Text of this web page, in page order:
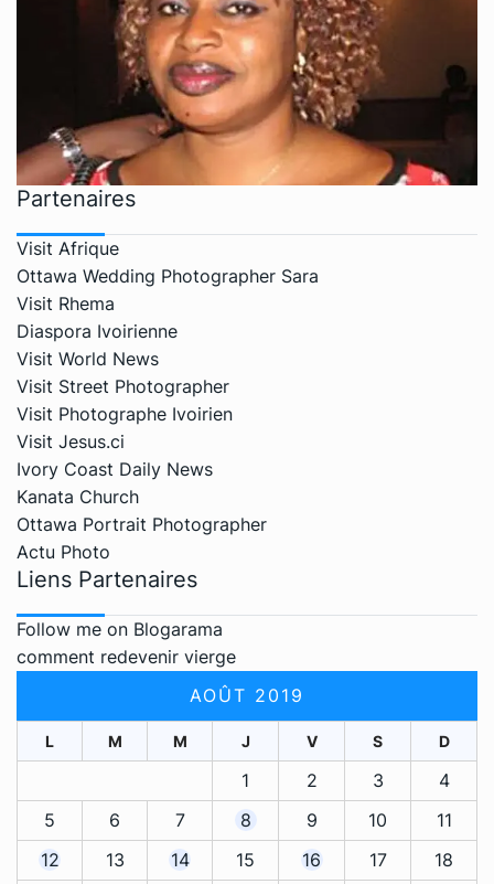
Partenaires
Visit Afrique
Ottawa Wedding Photographer Sara
Visit Rhema
Diaspora Ivoirienne
Visit World News
Visit Street Photographer
Visit Photographe Ivoirien
Visit Jesus.ci
Ivory Coast Daily News
Kanata Church
Ottawa Portrait Photographer
Actu Photo
Liens Partenaires
Follow me on Blogarama
comment redevenir vierge
AOÛT 2019
L M M J V S D
1 2 3
4
5
6 7 8 9 10
11
12
13 14 15 16 17 18